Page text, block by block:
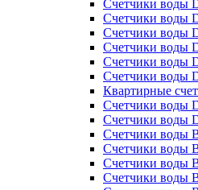
Счетчики воды
Счетчики воды
Счетчики воды
Счетчики воды
Счетчики воды
Счетчики воды
Квартирные
Счетчики воды
Счетчики воды
Счетчики воды
Счетчики воды
Счетчики воды
Счетчики воды